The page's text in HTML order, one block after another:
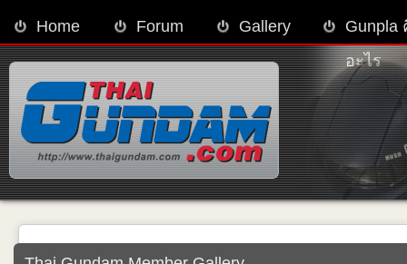
Home Forum Gallery
Gunpla
อะไร